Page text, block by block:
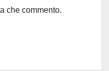
che commento.